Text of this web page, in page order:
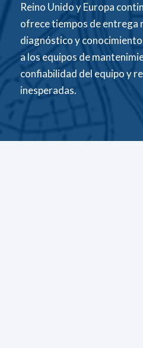
Reino Unido y Europa
ofrece tiempos de entrega
diagnóstico y
a los equipos de
confiabilidad del equipo y
inesperadas.